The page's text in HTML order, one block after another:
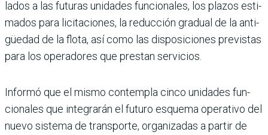
lados a las futuras unidades funcionales, los plazos esti­
mados para licitaciones, la reducción gradual de la anti­
güedad de la flota, así como las disposiciones previstas
para los operadores que prestan servicios.
Informó que el mismo con­templa cinco unidades fun­
cionales que integrarán el futuro esquema operativo del
nuevo sistema de trans­porte, organizadas a partir de